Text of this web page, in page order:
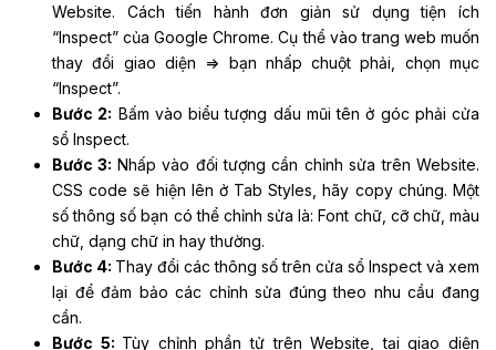
Website. Cách tiến hành đơn giản sử dụng tiện ích
“Inspect” của Google Chrome. Cụ thể vào trang web muốn
thay đổi giao diện => bạn nhấp chuột phải, chọn mục
“Inspect”.
Bước 2: Bấm vào biểu tượng dấu mũi tên ở góc phải cửa
sổ Inspect.
Bước 3: Nhấp vào đối tượng cần chỉnh sửa trên Website.
CSS code sẽ hiện lên ở Tab Styles, hãy copy chúng. Một
số thông số bạn có thể chỉnh sửa là: Font chữ, cỡ chữ, màu
chữ, dạng chữ in hay thường.
Bước 4: Thay đổi các thông số trên cửa sổ Inspect và xem
lại để đảm bảo các chỉnh sửa đúng theo nhu cầu đang
cần.
Bước 5: Tùy chỉnh phần tử trên Website, tại giao diện